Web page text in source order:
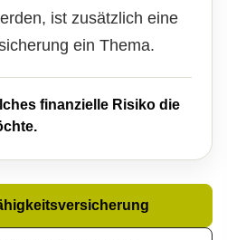
ist zusätzlich eine
ein Thema.
finanzielle Risiko die